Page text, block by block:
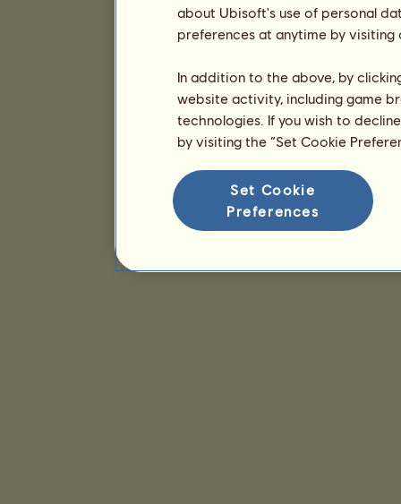
about Ubisoft's use of personal
preferences at anytime by
In addition to the above, by
website activity, including game
technologies. If you wish to
by visiting the “Set Cookie
Set Cookie
Preferences